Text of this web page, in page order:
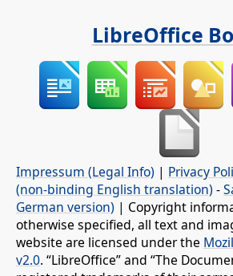
LibreOffice
Impressum (Legal Info) | Privacy
(non-binding English translation) -
German version) | Copyright
otherwise specified, all text and
website are licensed under the
v2.0. “LibreOffice” and “The